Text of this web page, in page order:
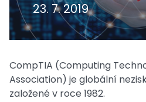
23. 7. 2019
CompTIA (Computing
Association) je globální
založené v roce 1982.